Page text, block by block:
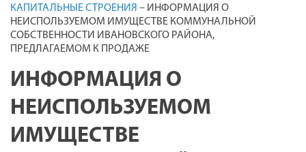
КАПИТАЛЬНЫЕ СТРОЕНИЯ – ИНФОРМАЦИЯ О
НЕИСПОЛЬЗУЕМОМ ИМУЩЕСТВЕ КОММУНАЛЬНОЙ
СОБСТВЕННОСТИ ИВАНОВСКОГО РАЙОНА,
ПРЕДЛАГАЕМОМ К ПРОДАЖЕ
ИНФОРМАЦИЯ О
НЕИСПОЛЬЗУЕМОМ
ИМУЩЕСТВЕ